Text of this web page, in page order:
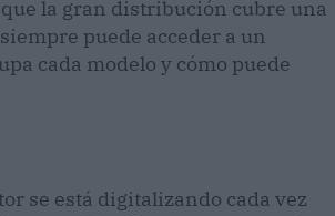
la gran distribución cubre una
puede acceder a un
cada modelo y cómo puede
se está digitalizando cada vez